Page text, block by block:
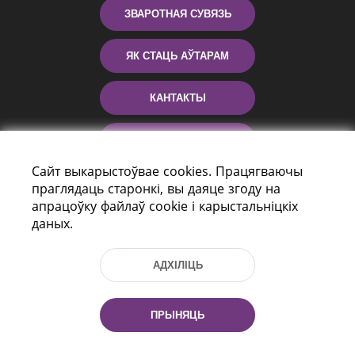
ЗВАРОТНАЯ СУВЯЗЬ
ЯК СТАЦЬ АЎТАРАМ
КАНТАКТЫ
г. Мiнск, Рэспубліка Беларусь, 220114
Тэл.: (+375 17) 368 37 37, Факс: (+375 17)
Сайт выкарыстоўвае cookies. Працягваючы
праглядаць старонкі, вы даяце згоду на
апрацоўку файлаў cookie і карыстальніцкіх
даных.
АДХІЛІЦЬ
ПРЫНЯЦЬ